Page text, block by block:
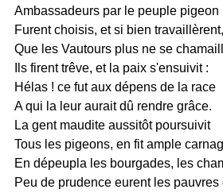
Ambassadeurs par le peuple pigeon
Furent choisis, et si bien travaillèrent,
Que les Vautours plus ne se
Ils firent trêve, et la paix s'ensuivit :
Hélas ! ce fut aux dépens de la race
A qui la leur aurait dû rendre grâce.
La gent maudite aussitôt poursuivit
Tous les pigeons, en fit ample
En dépeupla les bourgades, les
Peu de prudence eurent les pauvres